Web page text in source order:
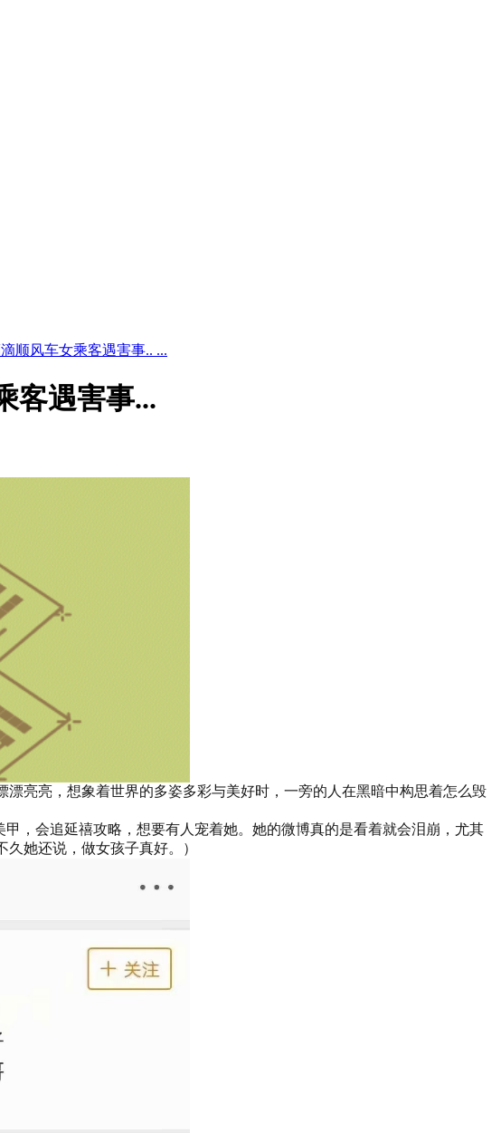
顺风车女乘客遇害事.. ...
客遇害事...
亮亮，想象着世界的多姿多彩与美好时，一旁的人在黑暗中构思着怎么毁
，会追延禧攻略，想要有人宠着她。她的微博真的是看着就会泪崩，尤其
她还说，做女孩子真好。）